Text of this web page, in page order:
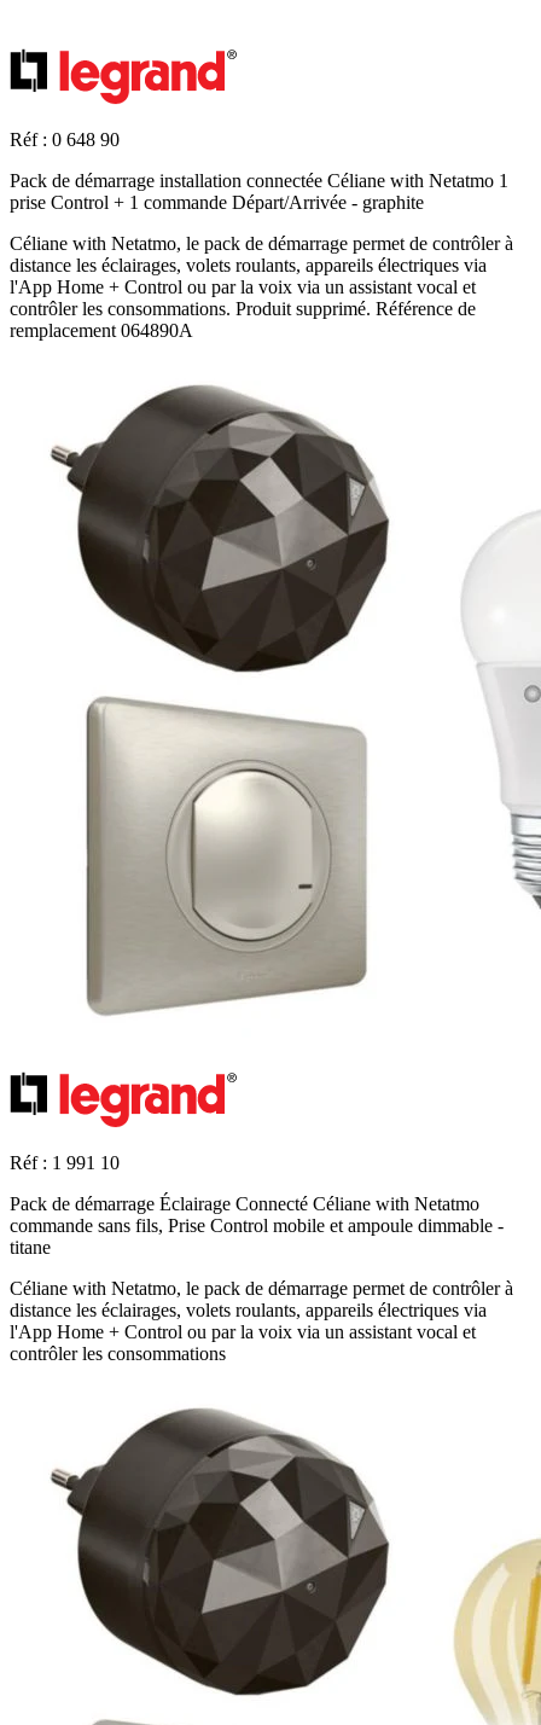
Réf : 0 648 90
Pack de démarrage installation connectée Céliane with Netatmo 1
prise Control + 1 commande Départ/Arrivée - graphite
Céliane with Netatmo, le pack de démarrage permet de contrôler à
distance les éclairages, volets roulants, appareils électriques via
l'App Home + Control ou par la voix via un assistant vocal et
contrôler les consommations. Produit supprimé. Référence de
remplacement 064890A
Réf : 1 991 10
Pack de démarrage Éclairage Connecté Céliane with Netatmo
commande sans fils, Prise Control mobile et ampoule dimmable -
titane
Céliane with Netatmo, le pack de démarrage permet de contrôler à
distance les éclairages, volets roulants, appareils électriques via
l'App Home + Control ou par la voix via un assistant vocal et
contrôler les consommations